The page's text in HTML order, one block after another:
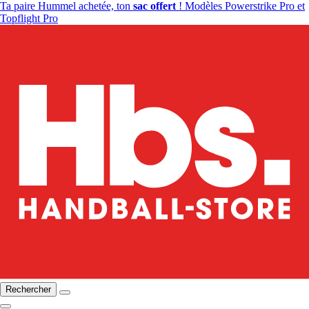
Ta paire Hummel achetée, ton sac offert ! Modèles Powerstrike Pro et
Topflight Pro
Rechercher